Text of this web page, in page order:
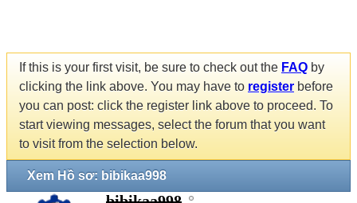
If this is your first visit, be sure to check out the FAQ by
clicking the link above. You may have to register before
you can post: click the register link above to proceed. To
start viewing messages, select the forum that you want
to visit from the selection below.
Xem Hồ sơ: bibikaa998